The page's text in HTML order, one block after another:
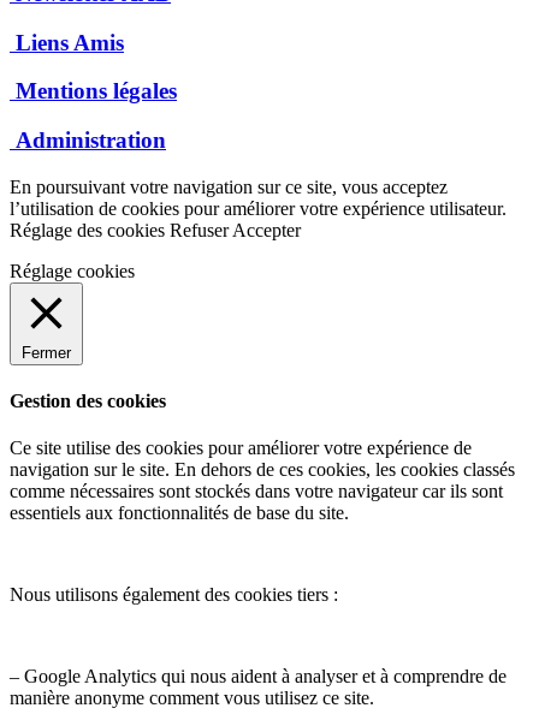
Liens Amis
Mentions légales
Administration
En poursuivant votre navigation sur ce site, vous acceptez
l’utilisation de cookies pour améliorer votre expérience utilisateur.
Réglage des cookies Refuser Accepter
Réglage cookies
Fermer
Gestion des cookies
Ce site utilise des cookies pour améliorer votre expérience de
navigation sur le site. En dehors de ces cookies, les cookies classés
comme nécessaires sont stockés dans votre navigateur car ils sont
essentiels aux fonctionnalités de base du site.
Nous utilisons également des cookies tiers :
– Google Analytics qui nous aident à analyser et à comprendre de
manière anonyme comment vous utilisez ce site.